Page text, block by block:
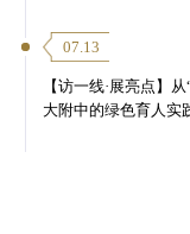
07.13
【访一线·展亮点】
大附中的绿色育人实